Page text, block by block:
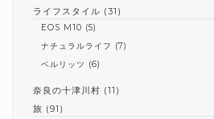
ライフスタイル (31)
EOS M10 (5)
ナチュラルライフ (7)
ベルリッツ (6)
奈良の十津川村 (11)
旅 (91)